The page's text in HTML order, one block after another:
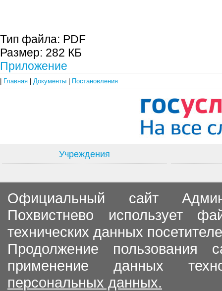
Тип файла: PDF
Размер: 282 КБ
Приложение
Главная Документы Постановления
Учреждения
Официальный сайт
Похвистнево использует
технических данных
Продолжение пользования
применение данных
персональных данных.